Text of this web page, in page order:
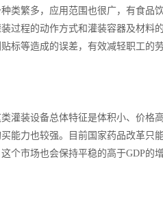
繁多，应用范围也很广，有食品
过程的动作方式和灌装容器及材料
标等造成的误差，有效减轻职工的
装设备总体特征是体积小、价格高
能力也较强。目前国家药品改革只
个市场也会保持平稳的高于GDP的增